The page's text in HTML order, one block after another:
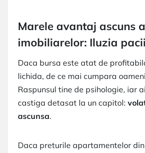
Marele avantaj ascuns
imobiliarelor: Iluzia pacii
Daca bursa este atat de
lichida, de ce mai cumpara
Raspunsul tine de psihologie, iar
castiga detasat la un capitol:
ascunsa.
Daca preturile apartamentelor